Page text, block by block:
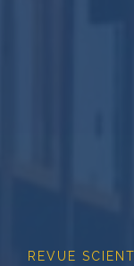
REVUE